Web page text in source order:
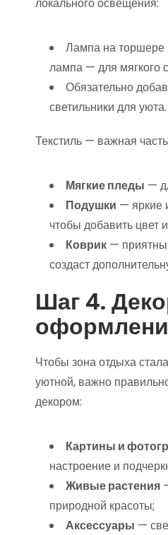
Лампа на торшере
лампа — для мягкого
Обязательно
светильники для уюта.
Текстиль — важная
Мягкие пледы —
Подушки — яркие
чтобы добавить цвет
Коврик —
создаст
Шаг 4.
Чтобы зона отдыха
уютной, важно
декором:
Картины и
настроение и
Живые растения
природной красоты;
Аксессуары —